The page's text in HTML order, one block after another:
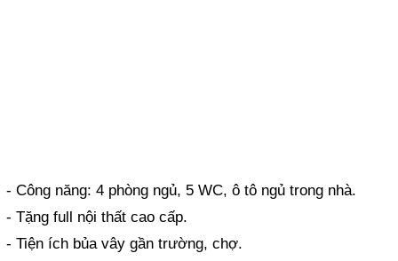
- Công năng: 4 phòng ngủ, 5 WC, ô tô ngủ trong nhà.
- Tặng full nội thất cao cấp.
- Tiện ích bủa vây gần trường, chợ.